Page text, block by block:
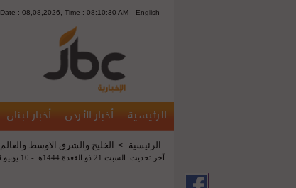
English
Date : 08,08,2026, Time : 08:10:30 AM
الرئيسية أخبار الأردن أخبار لبنان
الرئيسية > الخليج والشرق الاوسط والعالم
آخر تحديث: السبت 21 ذو القعدة 1444هـ - 10 يونيو 2023م 12:09 م